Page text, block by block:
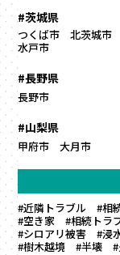
#茨城県
つくば市 北茨城市
水戸市
#長野県
長野市
#山梨県
甲府市 大月市
#近隣トラブル #相
#空き家
#相続トラ
#シロアリ被害
#浸
#樹木越境
#半壊